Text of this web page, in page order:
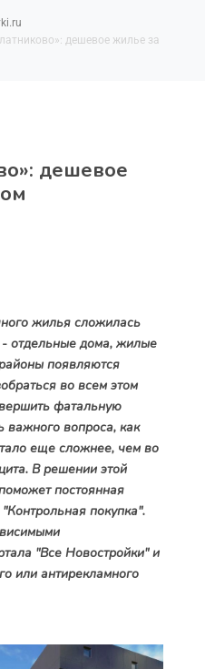
дешевое жилье за
дешевое
жилья сложилась
- отдельные дома, жилые
появляются
во всем этом
фатальную
важного вопроса, как
еще сложнее, чем во
В решении этой
постоянная
покупка".
"Все Новостройки" и
или антирекламного